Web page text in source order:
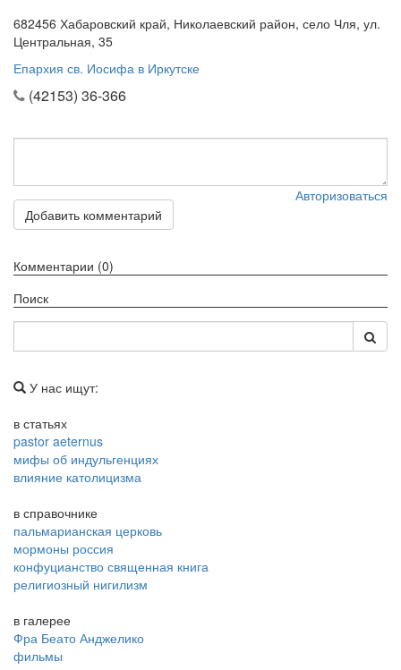
682456 Хабаровский край, Николаевский район, село Чля, ул.
Центральная, 35
Епархия св. Иосифа в Иркутске
(42153) 36-366
Авторизоваться
Добавить комментарий
Комментарии (0)
Поиск
У нас ищут:
в статьях
pastor aeternus
мифы об индульгенциях
влияние католицизма
в справочнике
пальмарианская церковь
мормоны россия
конфуцианство священная книга
религиозный нигилизм
в галерее
Фра Беато Анджелико
фильмы